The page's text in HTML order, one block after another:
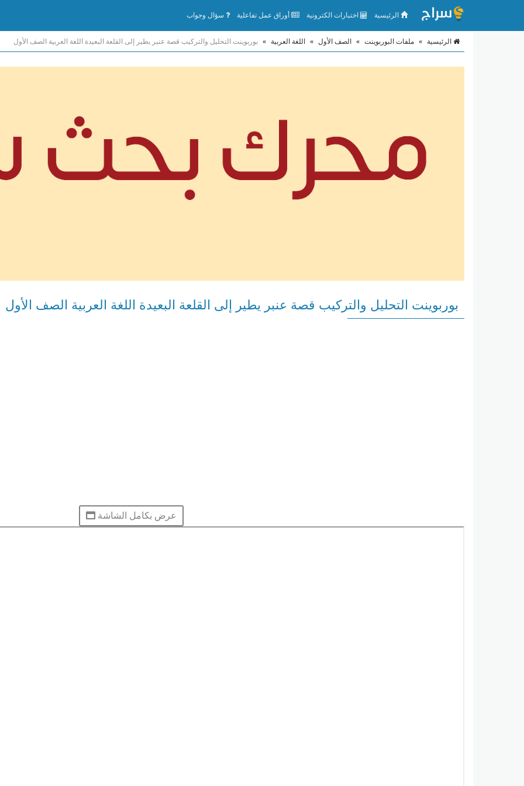
الرئيسية اختبارات الكترونية أوراق عمل تفاعلية سؤال وجواب
الرئيسية » ملفات البوربوينت » الصف الأول » اللغة العربية » بوربوينت التحليل والتركيب قصة عنبر يطير إلى القلعة البعيدة اللغة العربية الصف الأول
بوربوينت التحليل والتركيب قصة عنبر يطير إلى القلعة البعيدة اللغة العربية الصف الأول
عرض بكامل الشاشة